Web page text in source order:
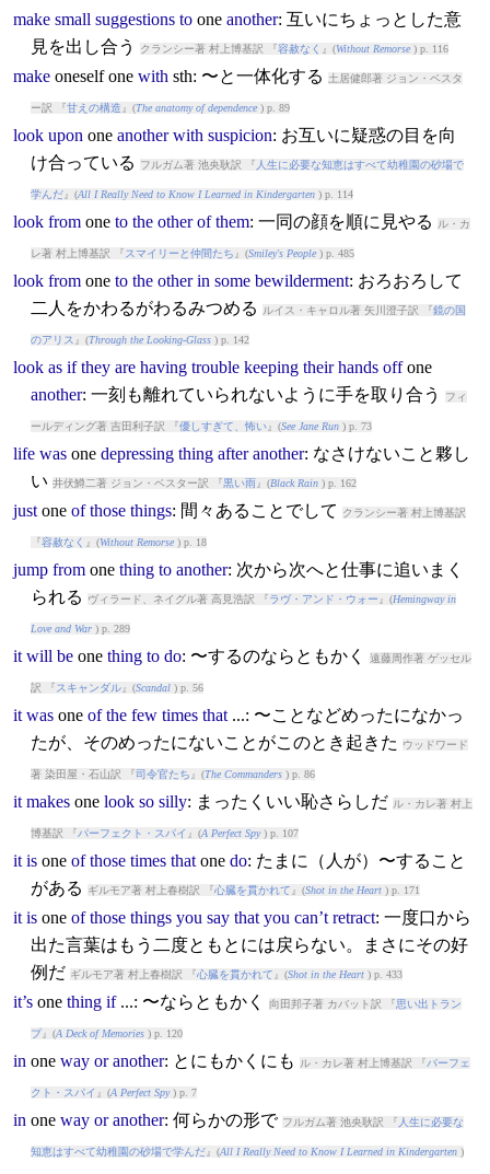
make small suggestions to one another: 互いにちょっとした意
見を出し合う
クランシー著 村上博基訳 『容赦なく 』(Without Remorse) p. 116
make oneselfone with sth: 〜と一体化する 土居健郎著 ジョン・ベスタ
ー訳 『甘えの構造 』(The anatomy of dependence) p. 89
look upon one another with suspicion: お互いに疑惑の目を向
け合っている
フルガム著 池央耿訳 『 人生に必要な知恵はすべて幼稚園の砂場で
学んだ』(All I Really Need to Know I Learned in Kindergarten) p. 114
look from one to the other of them: 一同の顔を順に見やる ル・カ
レ著 村上博基訳 『スマイリーと仲間たち 』(Smiley's People) p. 485
look from one to the other in some bewilderment: おろおろして
二人をかわるがわるみつめる
ルイス・キャロル著 矢川澄子訳 『鏡の国
のアリス 』(Through the Looking-Glass) p. 142
look as if they are having trouble keeping their hands off one
another: 一刻も離れていられないように手を取り合う フィ
ールディング著 吉田利子訳 『優しすぎて、怖い』(See Jane Run) p. 73
life was one depressing thing after another: なさけないこと夥し
い 井伏鱒二著 ジョン・ベスター訳 『黒い雨』(Black Rain) p. 162
just one of those things: 間々あることでして クランシー著 村上博基訳
『容赦なく 』(Without Remorse) p. 18
jump from one thing to another: 次から次へと仕事に追いまく
られる
ヴィラード、ネイグル著 高見浩訳 『ラヴ・アンド・ウォー 』(Hemingway in
Love and War) p. 289
it will be one thing to do: 〜するのならともかく 遠藤周作著 ゲッセル
訳 『スキャンダル』(Scandal) p. 56
it was one of the few times that...: 〜ことなどめったになかっ
たが、そのめったにないことがこのとき起きた
ウッドワード
著 染田屋・石山訳 『司令官たち 』(The Commanders) p. 86
it makes one look so silly: まったくいい恥さらしだ ル・カレ著 村上
博基訳 『パーフェクト・スパイ 』(A Perfect Spy) p. 107
it is one of those times that one do: たまに（人が）〜すること
がある
ギルモア著 村上春樹訳 『心臓を貫かれて 』(Shot in the Heart) p. 171
it is one of those things you say that you can’t retract: 一度口から
出た言葉はもう二度ともとには戻らない。まさにその好
例だ ギルモア著 村上春樹訳 『心臓を貫かれて 』(Shot in the Heart) p. 433
it’s one thing if...: 〜ならともかく 向田邦子著 カバット訳 『思い出トラン
プ』(A Deck of Memories) p. 120
in one way or another: とにもかくにも ル・カレ著 村上博基訳 『パーフェ
クト・スパイ 』(A Perfect Spy) p. 7
in one way or another: 何らかの形で フルガム著 池央耿訳 『 人生に必要な
知恵はすべて幼稚園の砂場で学んだ』(All I Really Need to Know I Learned in Kindergarten)